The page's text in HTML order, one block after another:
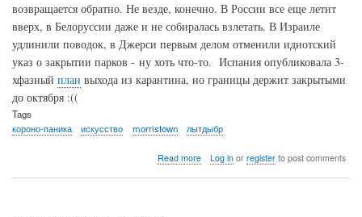
возвращается обратно. Не везде, конечно. В России все еще летит
вверх, в Белоруссии даже и не собиралась взлетать. В Израиле
удлинили поводок, в Джерси первым делом отменили идиотский
указ о закрытии парков - ну хоть что-то. Испания опубликовала 3-
хфазный план выхода из карантина, но границы держит закрытыми
до октября :((
Tags
короно-паника
искусство morristown лытдыбр
Read moreabout
Log inor registerto post comments